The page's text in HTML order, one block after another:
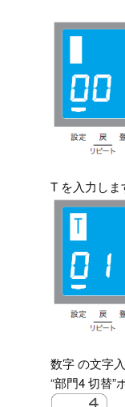
T を入力しま
数字 の文字
“部門4 切替”